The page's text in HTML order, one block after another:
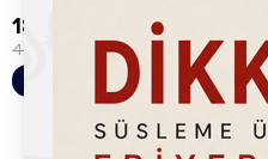
%
İndirim
189.20
400.00